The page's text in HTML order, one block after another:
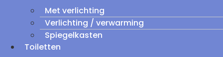
Met verlichting
Verlichting / verwarming
Spiegelkasten
Toiletten